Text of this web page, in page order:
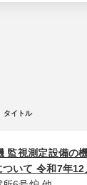
タイトル
監視測定設備の
いて 令和7年12